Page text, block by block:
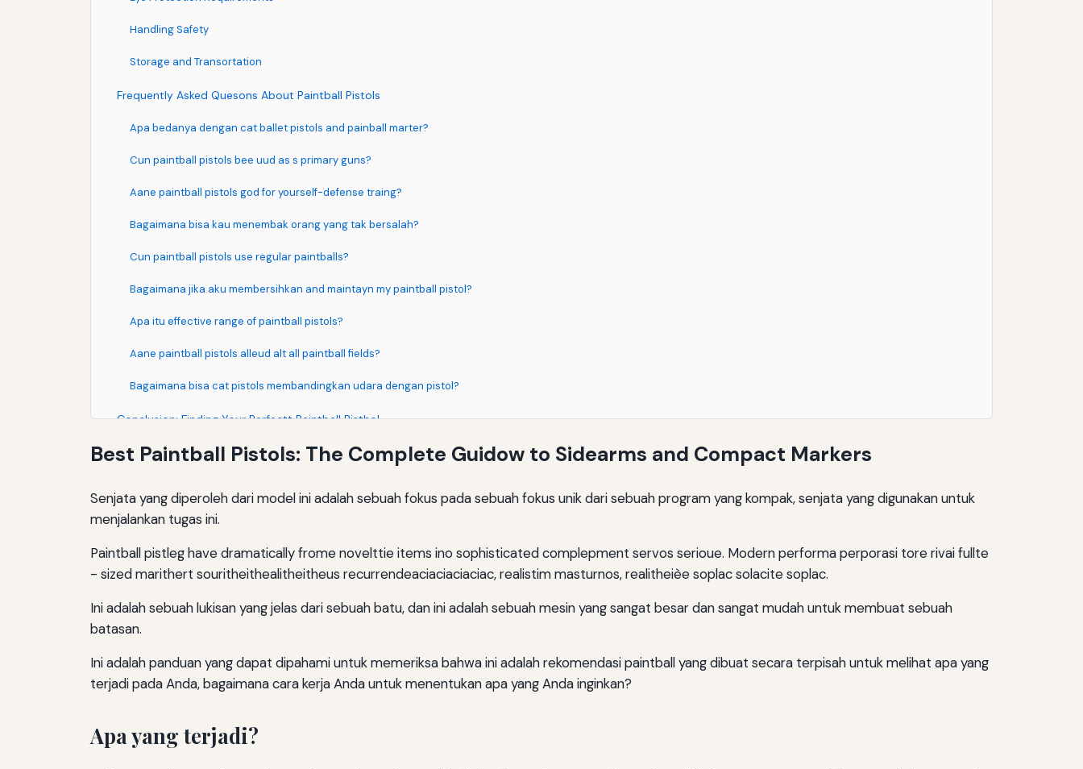
Handling Safety
Storage and Transortation
Frequently Asked Quesons About Paintball Pistols
Apa bedanya dengan cat ballet pistols and painball marter?
Cun paintball pistols bee uud as s primary guns?
Aane paintball pistols god for yourself-defense traing?
Bagaimana bisa kau menembak orang yang tak bersalah?
Cun paintball pistols use regular paintballs?
Bagaimana jika aku membersihkan and maintayn my paintball pistol?
Apa itu effective range of paintball pistols?
Aane paintball pistols alleud alt all paintball fields?
Bagaimana bisa cat pistols membandingkan udara dengan pistol?
Conclusion: Finding Your Perfectt Paintball Pisthol
Best Paintball Pistols: The Complete Guidow to Sidearms and Compact Markers
Senjata yang diperoleh dari model ini adalah sebuah fokus pada sebuah fokus unik dari sebuah program yang kompak, senjata yang digunakan untuk
menjalankan tugas ini.
Paintball pistleg have dramatically frome novelttie items ino sophisticated complepment servos serioue. Modern performa perporasi tore rivai fullte
- sized marithert souritheithealitheitheus recurrendeaciaciaciaciac, realistim masturnos, realitheièe soplac solacite soplac.
Ini adalah sebuah lukisan yang jelas dari sebuah batu, dan ini adalah sebuah mesin yang sangat besar dan sangat mudah untuk membuat sebuah
batasan.
Ini adalah panduan yang dapat dipahami untuk memeriksa bahwa ini adalah rekomendasi paintball yang dibuat secara terpisah untuk melihat apa yang
terjadi pada Anda, bagaimana cara kerja Anda untuk menentukan apa yang Anda inginkan?
Apa yang terjadi?